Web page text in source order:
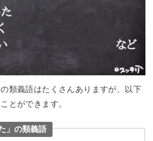
の類義語はたくさんありますが、以下
とができます。
」の類義語